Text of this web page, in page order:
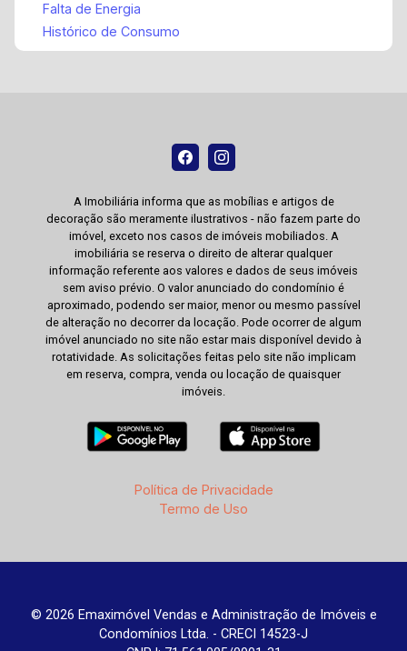
Falta de Energia
Histórico de Consumo
A Imobiliária informa que as mobílias e artigos de
decoração são meramente ilustrativos - não fazem parte do
imóvel, exceto nos casos de imóveis mobiliados. A
imobiliária se reserva o direito de alterar qualquer
informação referente aos valores e dados de seus imóveis
sem aviso prévio. O valor anunciado do condomínio é
aproximado, podendo ser maior, menor ou mesmo passível
de alteração no decorrer da locação. Pode ocorrer de algum
imóvel anunciado no site não estar mais disponível devido à
rotatividade. As solicitações feitas pelo site não implicam
em reserva, compra, venda ou locação de quaisquer
imóveis.
Política de Privacidade
Termo de Uso
© 2026 Emaximóvel Vendas e Administração de Imóveis e
Condomínios Ltda. - CRECI 14523-J